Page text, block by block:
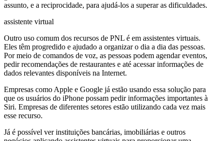
assunto, e a reciprocidade, para ajudá-los a superar as dificuldades.
assistente virtual
Outro uso comum dos recursos de PNL é em assistentes virtuais.
Eles têm progredido e ajudado a organizar o dia a dia das pessoas.
Por meio de comandos de voz, as pessoas podem agendar eventos,
pedir recomendações de restaurantes e até acessar informações de
dados relevantes disponíveis na Internet.
Empresas como Apple e Google já estão usando essa solução para
que os usuários do iPhone possam pedir informações importantes à
Siri. Empresas de diferentes setores estão utilizando cada vez mais
esse recurso.
Já é possível ver instituições bancárias, imobiliárias e outros